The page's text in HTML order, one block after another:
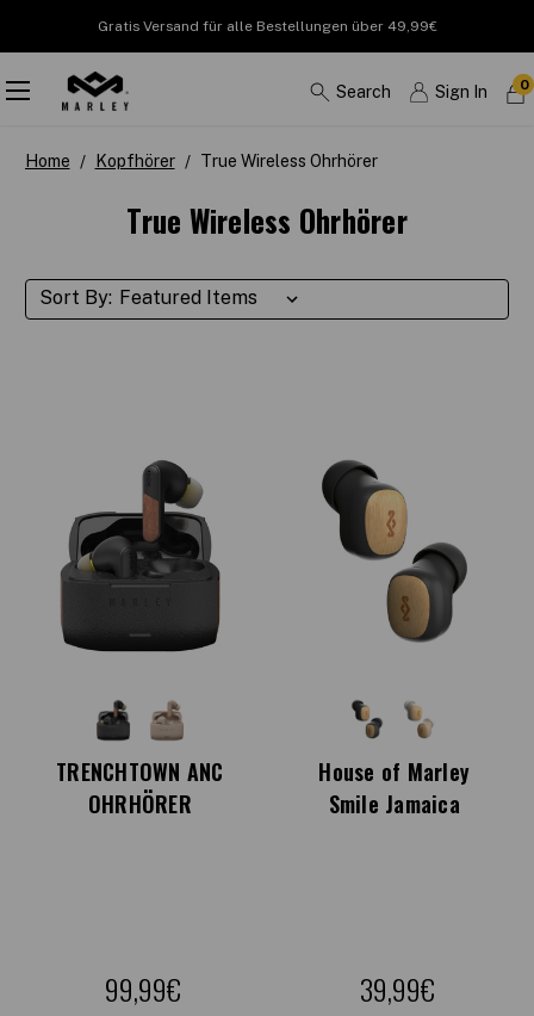
Gratis Versand für alle Bestellungen über 49,99€
Search Sign In 0
Home Kopfhörer True Wireless Ohrhörer
True Wireless Ohrhörer
Sort By:
TRENCHTOWN ANC
OHRHÖRER
99,99€
House of Marley
Smile Jamaica
39,99€